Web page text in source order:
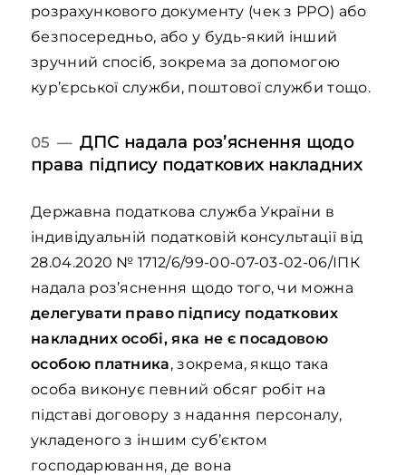
розрахункового документу (чек з РРО) або
безпосередньо, або у будь-який інший
зручний спосіб, зокрема за допомогою
кур’єрської служби, поштової служби тощо.
05 —ДПС надала роз’яснення щодо
права підпису податкових накладних
Державна податкова служба України в
індивідуальній податковій консультації від
28.04.2020 № 1712/6/99-00-07-03-02-06/ІПК
надала роз’яснення щодо того, чи можна
делегувати право підпису податкових
накладних особі, яка не є посадовою
особою платника, зокрема, якщо така
особа виконує певний обсяг робіт на
підставі договору з надання персоналу,
укладеного з іншим суб’єктом
господарювання, де вона